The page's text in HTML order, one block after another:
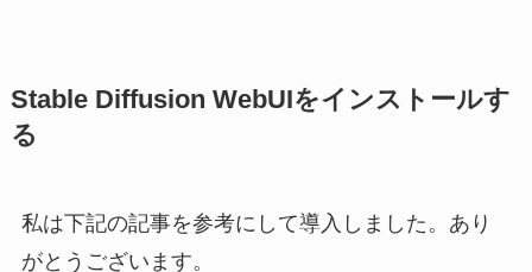
Stable Diffusion WebUIをインストールす
る
私は下記の記事を参考にして導入しました。あり
がとうございます。